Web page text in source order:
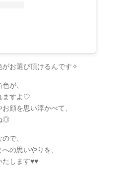
がお選び頂けるんです✧
が、
ますよ♡
顔を思い浮かべて、
◎
で、
の思いやりを、
たします♥♥